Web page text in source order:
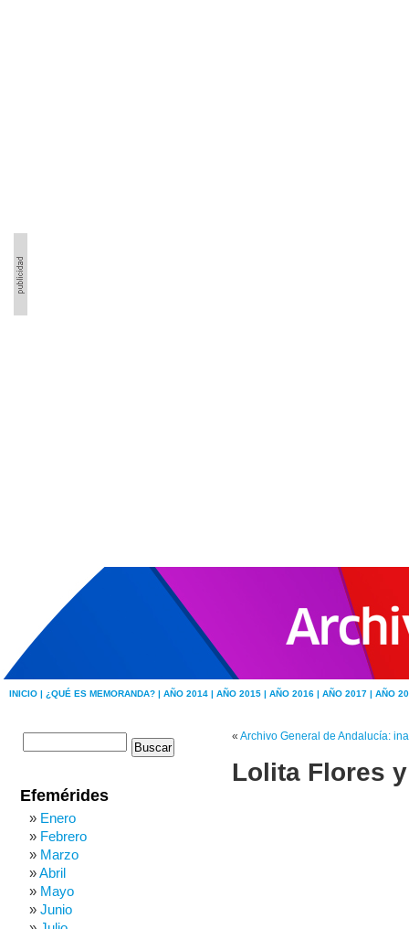
INICIO | ¿QUÉ ES MEMORANDA? | AÑO 2014 | AÑO 2015 | AÑO 2016 | AÑO 2017 | AÑO
« Archivo General de Andalucía:
Lolita Flores
Efemérides
Enero
Febrero
Marzo
Abril
Mayo
Junio